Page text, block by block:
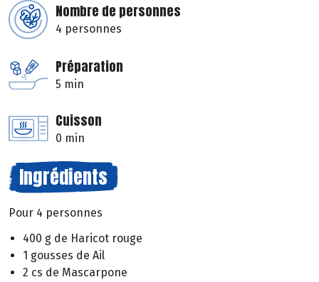
Nombre de personnes
4 personnes
Préparation
5 min
Cuisson
0 min
Ingrédients
Pour 4 personnes
400 g de Haricot rouge
1 gousses de Ail
2 cs de Mascarpone